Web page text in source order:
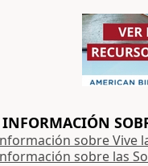
sobre Vive
sobre las